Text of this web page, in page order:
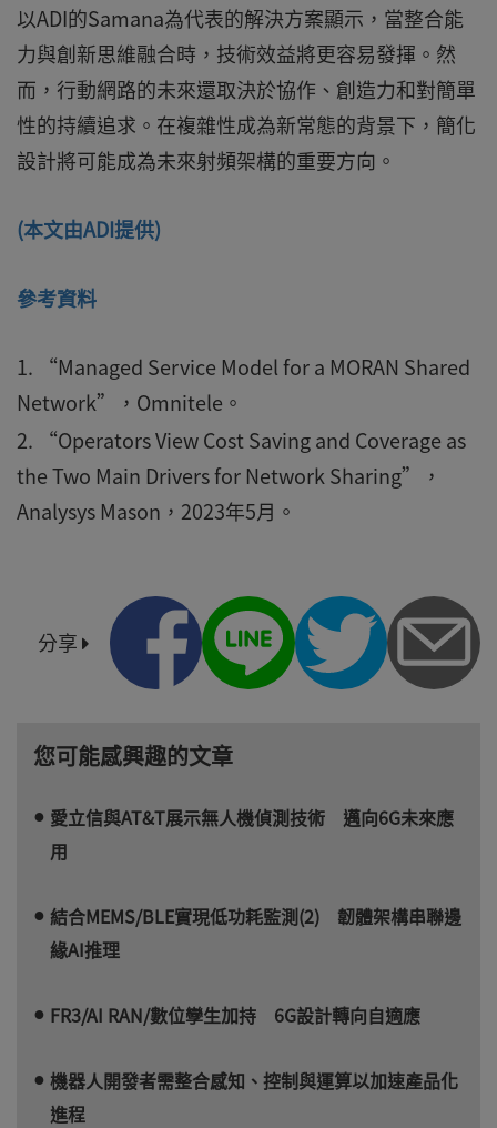
以ADI的Samana為代表的解決方案顯示，當整合能
力與創新思維融合時，技術效益將更容易發揮。然
而，行動網路的未來還取決於協作、創造力和對簡單
性的持續追求。在複雜性成為新常態的背景下，簡化
設計將可能成為未來射頻架構的重要方向。
(本文由ADI提供)
參考資料
“Managed Service Model for a MORAN Shared
Network”，Omnitele。
“Operators View Cost Saving and Coverage as
the Two Main Drivers for Network Sharing”，
Analysys Mason，2023年5月。
分享
您可能感興趣的文章
愛立信與AT&T展示無人機偵測技術 邁向6G未來應
用
結合MEMS/BLE實現低功耗監測(2) 韌體架構串聯邊
緣AI推理
FR3/AI RAN/數位孿生加持 6G設計轉向自適應
機器人開發者需整合感知、控制與運算以加速產品化
進程